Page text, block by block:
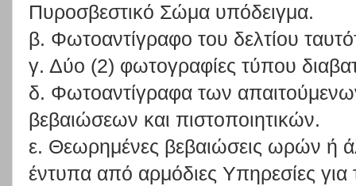
Πυροσβεστικό Σώμα υπόδειγμα.
β. Φωτοαντίγραφο του δελτίου
γ. Δύο (2) φωτογραφίες τύπου
δ. Φωτοαντίγραφα των
βεβαιώσεων και πιστοποιητικών.
ε. Θεωρημένες βεβαιώσεις ωρών ή
έντυπα από αρμόδιες Υπηρεσίες για